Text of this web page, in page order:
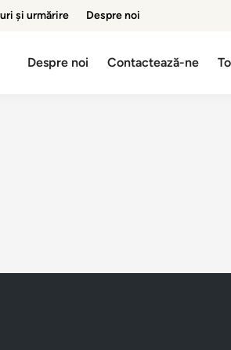
și urmărire Despre noi
Despre noi Contactează-ne